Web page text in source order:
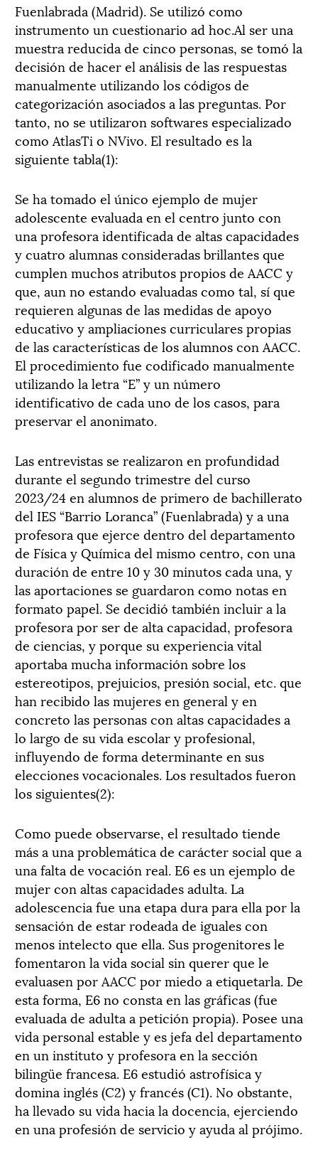
Fuenlabrada (Madrid). Se utilizó como
instrumento un cuestionario ad hoc.Al ser una
muestra reducida de cinco personas, se tomó la
decisión de hacer el análisis de las respuestas
manualmente utilizando los códigos de
categorización asociados a las preguntas. Por
tanto, no se utilizaron softwares especializado
como AtlasTi o NVivo. El resultado es la
siguiente tabla(1):
Se ha tomado el único ejemplo de mujer
adolescente evaluada en el centro junto con
una profesora identificada de altas capacidades
y cuatro alumnas consideradas brillantes que
cumplen muchos atributos propios de AACC y
que, aun no estando evaluadas como tal, sí que
requieren algunas de las medidas de apoyo
educativo y ampliaciones curriculares propias
de las características de los alumnos con AACC.
El procedimiento fue codificado manualmente
utilizando la letra “E” y un número
identificativo de cada uno de los casos, para
preservar el anonimato.
Las entrevistas se realizaron en profundidad
durante el segundo trimestre del curso
2023/24 en alumnos de primero de bachillerato
del IES “Barrio Loranca” (Fuenlabrada) y a una
profesora que ejerce dentro del departamento
de Física y Química del mismo centro, con una
duración de entre 10 y 30 minutos cada una, y
las aportaciones se guardaron como notas en
formato papel. Se decidió también incluir a la
profesora por ser de alta capacidad, profesora
de ciencias, y porque su experiencia vital
aportaba mucha información sobre los
estereotipos, prejuicios, presión social, etc. que
han recibido las mujeres en general y en
concreto las personas con altas capacidades a
lo largo de su vida escolar y profesional,
influyendo de forma determinante en sus
elecciones vocacionales. Los resultados fueron
los siguientes(2):
Como puede observarse, el resultado tiende
más a una problemática de carácter social que a
una falta de vocación real. E6 es un ejemplo de
mujer con altas capacidades adulta. La
adolescencia fue una etapa dura para ella por la
sensación de estar rodeada de iguales con
menos intelecto que ella. Sus progenitores le
fomentaron la vida social sin querer que le
evaluasen por AACC por miedo a etiquetarla. De
esta forma, E6 no consta en las gráficas (fue
evaluada de adulta a petición propia). Posee una
vida personal estable y es jefa del departamento
en un instituto y profesora en la sección
bilingüe francesa. E6 estudió astrofísica y
domina inglés (C2) y francés (C1). No obstante,
ha llevado su vida hacia la docencia, ejerciendo
en una profesión de servicio y ayuda al prójimo.